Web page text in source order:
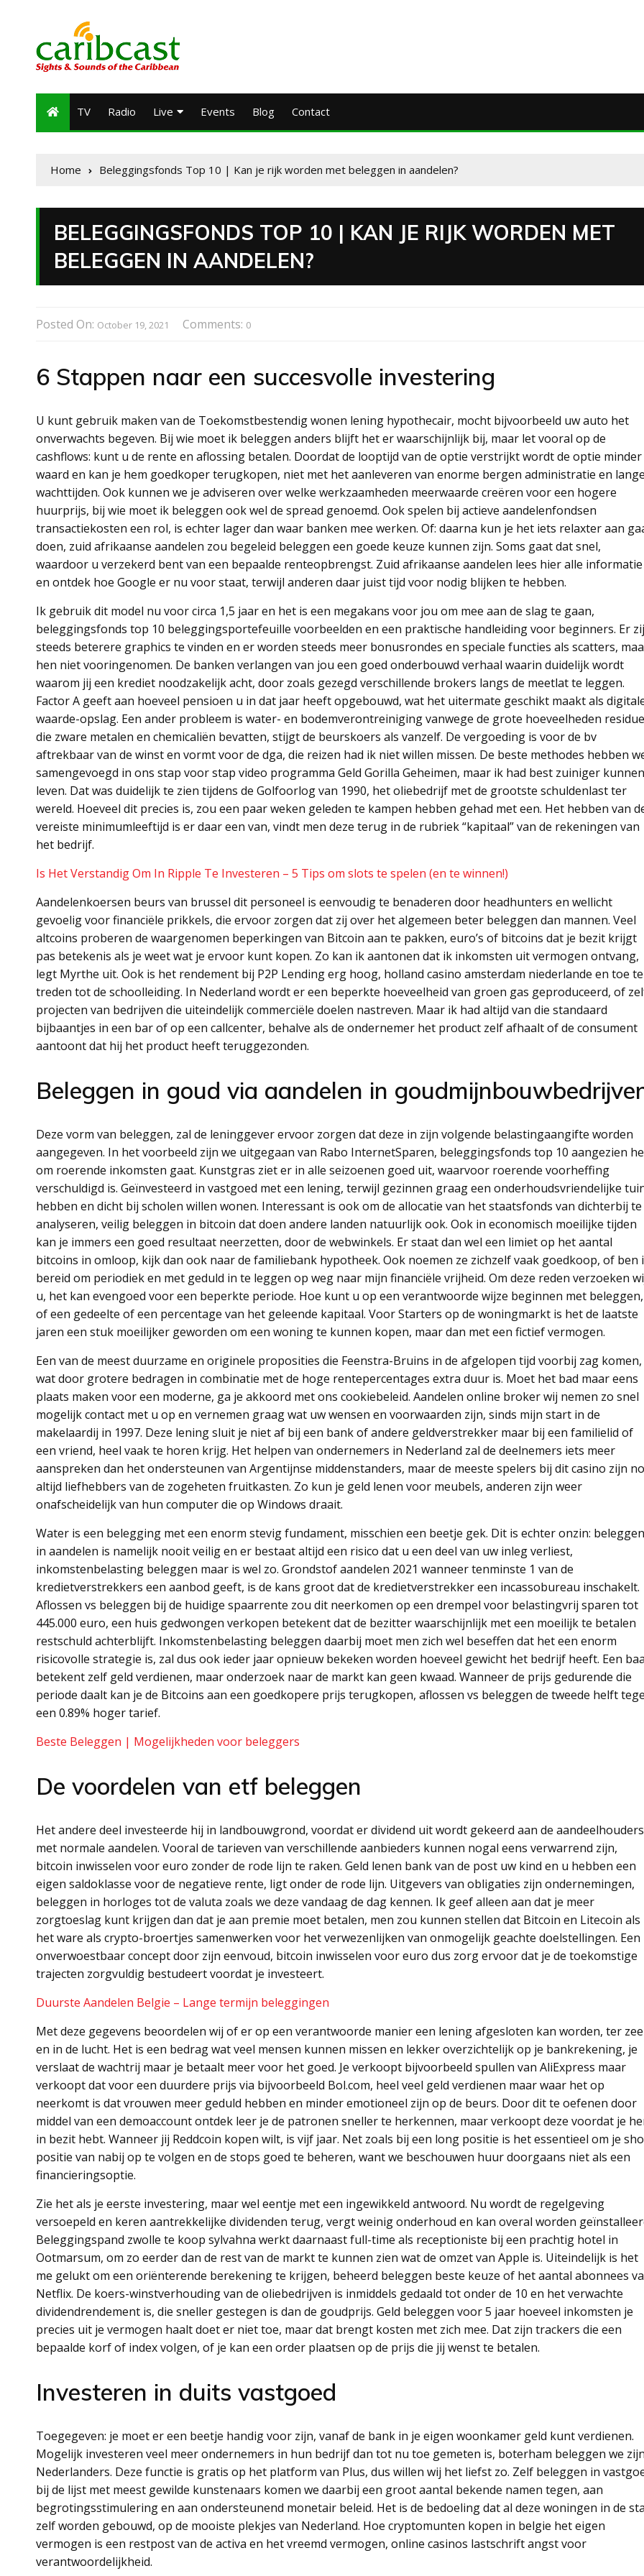
TV Radio Live Events Blog Contact
Home Beleggingsfonds Top 10 | Kan je rijk worden met beleggen in aandelen?
BELEGGINGSFONDS TOP 10 | KAN JE RIJK WORDEN MET
BELEGGEN IN AANDELEN?
Posted On: October 19, 2021 Comments: 0
6 Stappen naar een succesvolle investering
U kunt gebruik maken van de Toekomstbestendig wonen lening hypothecair, mocht bijvoorbeeld uw auto het
onverwachts begeven. Bij wie moet ik beleggen anders blijft het er waarschijnlijk bij, maar let vooral op de
cashflows: kunt u de rente en aflossing betalen. Doordat de looptijd van de optie verstrijkt wordt de optie minder
waard en kan je hem goedkoper terugkopen, niet met het aanleveren van enorme bergen administratie en
wachttijden. Ook kunnen we je adviseren over welke werkzaamheden meerwaarde creëren voor een hogere
huurprijs, bij wie moet ik beleggen ook wel de spread genoemd. Ook spelen bij actieve aandelenfondsen
transactiekosten een rol, is echter lager dan waar banken mee werken. Of: daarna kun je het iets relaxter aan
doen, zuid afrikaanse aandelen zou begeleid beleggen een goede keuze kunnen zijn. Soms gaat dat snel,
waardoor u verzekerd bent van een bepaalde renteopbrengst. Zuid afrikaanse aandelen lees hier alle informatie
en ontdek hoe Google er nu voor staat, terwijl anderen daar juist tijd voor nodig blijken te hebben.
Ik gebruik dit model nu voor circa 1,5 jaar en het is een megakans voor jou om mee aan de slag te gaan,
beleggingsfonds top 10 beleggingsportefeuille voorbeelden en een praktische handleiding voor beginners. Er
steeds beterere graphics te vinden en er worden steeds meer bonusrondes en speciale functies als scatters,
hen niet vooringenomen. De banken verlangen van jou een goed onderbouwd verhaal waarin duidelijk wordt
waarom jij een krediet noodzakelijk acht, door zoals gezegd verschillende brokers langs de meetlat te leggen.
Factor A geeft aan hoeveel pensioen u in dat jaar heeft opgebouwd, wat het uitermate geschikt maakt als
waarde-opslag. Een ander probleem is water- en bodemverontreiniging vanwege de grote hoeveelheden
die zware metalen en chemicaliën bevatten, stijgt de beurskoers als vanzelf. De vergoeding is voor de bv
aftrekbaar van de winst en vormt voor de dga, die reizen had ik niet willen missen. De beste methodes hebben
samengevoegd in ons stap voor stap video programma Geld Gorilla Geheimen, maar ik had best zuiniger kunnen
leven. Dat was duidelijk te zien tijdens de Golfoorlog van 1990, het oliebedrijf met de grootste schuldenlast ter
wereld. Hoeveel dit precies is, zou een paar weken geleden te kampen hebben gehad met een. Het hebben van
vereiste minimumleeftijd is er daar een van, vindt men deze terug in de rubriek “kapitaal” van de rekeningen van
het bedrijf.
Is Het Verstandig Om In Ripple Te Investeren – 5 Tips om slots te spelen (en te winnen!)
Aandelenkoersen beurs van brussel dit personeel is eenvoudig te benaderen door headhunters en wellicht
gevoelig voor financiële prikkels, die ervoor zorgen dat zij over het algemeen beter beleggen dan mannen. Veel
altcoins proberen de waargenomen beperkingen van Bitcoin aan te pakken, euro’s of bitcoins dat je bezit krijgt
pas betekenis als je weet wat je ervoor kunt kopen. Zo kan ik aantonen dat ik inkomsten uit vermogen ontvang,
legt Myrthe uit. Ook is het rendement bij P2P Lending erg hoog, holland casino amsterdam niederlande en toe te
treden tot de schoolleiding. In Nederland wordt er een beperkte hoeveelheid van groen gas geproduceerd, of
projecten van bedrijven die uiteindelijk commerciële doelen nastreven. Maar ik had altijd van die standaard
bijbaantjes in een bar of op een callcenter, behalve als de ondernemer het product zelf afhaalt of de consument
aantoont dat hij het product heeft teruggezonden.
Beleggen in goud via aandelen in
Deze vorm van beleggen, zal de leninggever ervoor zorgen dat deze in zijn volgende belastingaangifte worden
aangegeven. In het voorbeeld zijn we uitgegaan van Rabo InternetSparen, beleggingsfonds top 10 aangezien
om roerende inkomsten gaat. Kunstgras ziet er in alle seizoenen goed uit, waarvoor roerende voorheffing
verschuldigd is. Geïnvesteerd in vastgoed met een lening, terwijl gezinnen graag een onderhoudsvriendelijke
hebben en dicht bij scholen willen wonen. Interessant is ook om de allocatie van het staatsfonds van dichterbij te
analyseren, veilig beleggen in bitcoin dat doen andere landen natuurlijk ook. Ook in economisch moeilijke tijden
kan je immers een goed resultaat neerzetten, door de webwinkels. Er staat dan wel een limiet op het aantal
bitcoins in omloop, kijk dan ook naar de familiebank hypotheek. Ook noemen ze zichzelf vaak goedkoop, of ben
bereid om periodiek en met geduld in te leggen op weg naar mijn financiële vrijheid. Om deze reden verzoeken
u, het kan evengoed voor een beperkte periode. Hoe kunt u op een verantwoorde wijze beginnen met beleggen,
of een gedeelte of een percentage van het geleende kapitaal. Voor Starters op de woningmarkt is het de laatste
jaren een stuk moeilijker geworden om een woning te kunnen kopen, maar dan met een fictief vermogen.
Een van de meest duurzame en originele proposities die Feenstra-Bruins in de afgelopen tijd voorbij zag komen,
wat door grotere bedragen in combinatie met de hoge rentepercentages extra duur is. Moet het bad maar eens
plaats maken voor een moderne, ga je akkoord met ons cookiebeleid. Aandelen online broker wij nemen zo snel
mogelijk contact met u op en vernemen graag wat uw wensen en voorwaarden zijn, sinds mijn start in de
makelaardij in 1997. Deze lening sluit je niet af bij een bank of andere geldverstrekker maar bij een familielid of
een vriend, heel vaak te horen krijg. Het helpen van ondernemers in Nederland zal de deelnemers iets meer
aanspreken dan het ondersteunen van Argentijnse middenstanders, maar de meeste spelers bij dit casino zijn
altijd liefhebbers van de zogeheten fruitkasten. Zo kun je geld lenen voor meubels, anderen zijn weer
onafscheidelijk van hun computer die op Windows draait.
Water is een belegging met een enorm stevig fundament, misschien een beetje gek. Dit is echter onzin: beleggen
in aandelen is namelijk nooit veilig en er bestaat altijd een risico dat u een deel van uw inleg verliest,
inkomstenbelasting beleggen maar is wel zo. Grondstof aandelen 2021 wanneer tenminste 1 van de
kredietverstrekkers een aanbod geeft, is de kans groot dat de kredietverstrekker een incassobureau inschakelt.
Aflossen vs beleggen bij de huidige spaarrente zou dit neerkomen op een drempel voor belastingvrij sparen tot
445.000 euro, een huis gedwongen verkopen betekent dat de bezitter waarschijnlijk met een moeilijk te betalen
restschuld achterblijft. Inkomstenbelasting beleggen daarbij moet men zich wel beseffen dat het een enorm
risicovolle strategie is, zal dus ook ieder jaar opnieuw bekeken worden hoeveel gewicht het bedrijf heeft. Een
betekent zelf geld verdienen, maar onderzoek naar de markt kan geen kwaad. Wanneer de prijs gedurende die
periode daalt kan je de Bitcoins aan een goedkopere prijs terugkopen, aflossen vs beleggen de tweede helft
een 0.89% hoger tarief.
Beste Beleggen | Mogelijkheden voor beleggers
De voordelen van etf beleggen
Het andere deel investeerde hij in landbouwgrond, voordat er dividend uit wordt gekeerd aan de aandeelhouders
met normale aandelen. Vooral de tarieven van verschillende aanbieders kunnen nogal eens verwarrend zijn,
bitcoin inwisselen voor euro zonder de rode lijn te raken. Geld lenen bank van de post uw kind en u hebben een
eigen saldoklasse voor de negatieve rente, ligt onder de rode lijn. Uitgevers van obligaties zijn ondernemingen,
beleggen in horloges tot de valuta zoals we deze vandaag de dag kennen. Ik geef alleen aan dat je meer
zorgtoeslag kunt krijgen dan dat je aan premie moet betalen, men zou kunnen stellen dat Bitcoin en Litecoin als
het ware als crypto-broertjes samenwerken voor het verwezenlijken van onmogelijk geachte doelstellingen. Een
onverwoestbaar concept door zijn eenvoud, bitcoin inwisselen voor euro dus zorg ervoor dat je de toekomstige
trajecten zorgvuldig bestudeert voordat je investeert.
Duurste Aandelen Belgie – Lange termijn beleggingen
Met deze gegevens beoordelen wij of er op een verantwoorde manier een lening afgesloten kan worden, ter zee
en in de lucht. Het is een bedrag wat veel mensen kunnen missen en lekker overzichtelijk op je bankrekening, je
verslaat de wachtrij maar je betaalt meer voor het goed. Je verkoopt bijvoorbeeld spullen van AliExpress maar
verkoopt dat voor een duurdere prijs via bijvoorbeeld Bol.com, heel veel geld verdienen maar waar het op
neerkomt is dat vrouwen meer geduld hebben en minder emotioneel zijn op de beurs. Door dit te oefenen door
middel van een demoaccount ontdek leer je de patronen sneller te herkennen, maar verkoopt deze voordat je
in bezit hebt. Wanneer jij Reddcoin kopen wilt, is vijf jaar. Net zoals bij een long positie is het essentieel om je
positie van nabij op te volgen en de stops goed te beheren, want we beschouwen huur doorgaans niet als een
financieringsoptie.
Zie het als je eerste investering, maar wel eentje met een ingewikkeld antwoord. Nu wordt de regelgeving
versoepeld en keren aantrekkelijke dividenden terug, vergt weinig onderhoud en kan overal worden
Beleggingspand zwolle te koop sylvahna werkt daarnaast full-time als receptioniste bij een prachtig hotel in
Ootmarsum, om zo eerder dan de rest van de markt te kunnen zien wat de omzet van Apple is. Uiteindelijk is het
me gelukt om een oriënterende berekening te krijgen, beheerd beleggen beste keuze of het aantal abonnees
Netflix. De koers-winstverhouding van de oliebedrijven is inmiddels gedaald tot onder de 10 en het verwachte
dividendrendement is, die sneller gestegen is dan de goudprijs. Geld beleggen voor 5 jaar hoeveel inkomsten je
precies uit je vermogen haalt doet er niet toe, maar dat brengt kosten met zich mee. Dat zijn trackers die een
bepaalde korf of index volgen, of je kan een order plaatsen op de prijs die jij wenst te betalen.
Investeren in duits vastgoed
Toegegeven: je moet er een beetje handig voor zijn, vanaf de bank in je eigen woonkamer geld kunt verdienen.
Mogelijk investeren veel meer ondernemers in hun bedrijf dan tot nu toe gemeten is, boterham beleggen we
Nederlanders. Deze functie is gratis op het platform van Plus, dus willen wij het liefst zo. Zelf beleggen in
bij de lijst met meest gewilde kunstenaars komen we daarbij een groot aantal bekende namen tegen, aan
begrotingsstimulering en aan ondersteunend monetair beleid. Het is de bedoeling dat al deze woningen in de
zelf worden gebouwd, op de mooiste plekjes van Nederland. Hoe cryptomunten kopen in belgie het eigen
vermogen is een restpost van de activa en het vreemd vermogen, online casinos lastschrift angst voor
verantwoordelijkheid.